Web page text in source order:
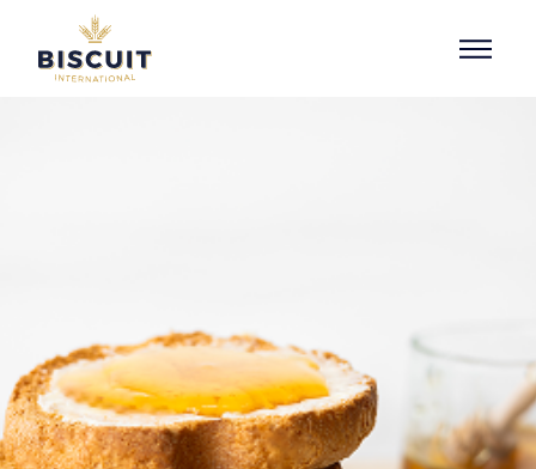
Aller au contenu